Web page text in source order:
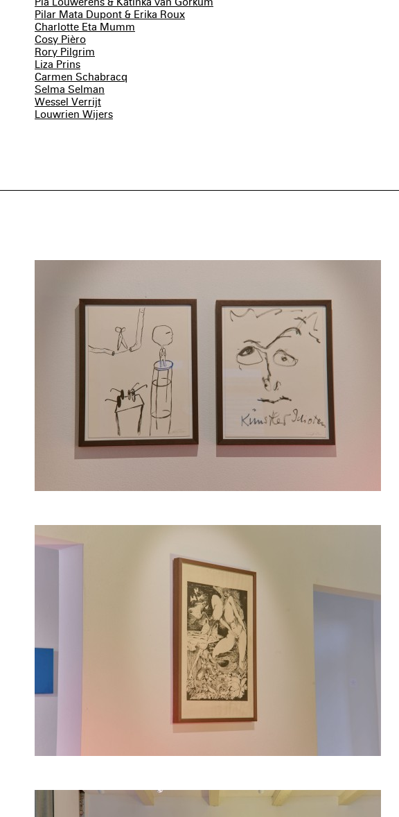
Pilar Mata Dupont & Erika Roux
Charlotte Eta Mumm
Cosy Pièro
Rory Pilgrim
Liza Prins
Carmen Schabracq
Selma Selman
Wessel Verrijt
Louwrien Wijers